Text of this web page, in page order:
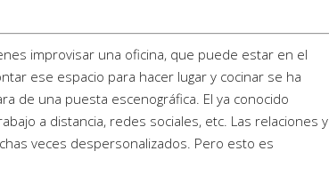
improvisar una oficina, que puede estar en el
ese espacio para hacer lugar y cocinar se ha
de una puesta escenográfica. El ya conocido
a distancia, redes sociales, etc. Las relaciones y
veces despersonalizados. Pero esto es